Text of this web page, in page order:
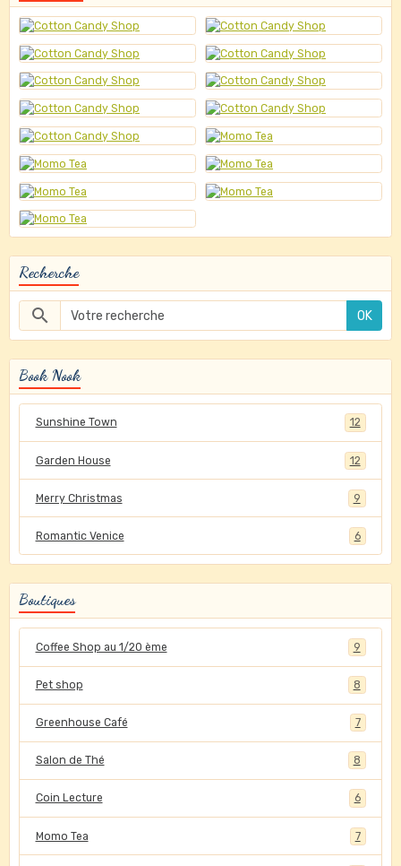
Recherche
OK
Book Nook
Sunshine Town 12
Garden House 12
Merry Christmas 9
Romantic Venice 6
Boutiques
Coffee Shop au 1/20 ème 9
Pet shop 8
Greenhouse Café 7
Salon de Thé 8
Coin Lecture 6
Momo Tea 7